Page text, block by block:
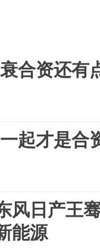
合资还有
起才是合
风日产王
能源